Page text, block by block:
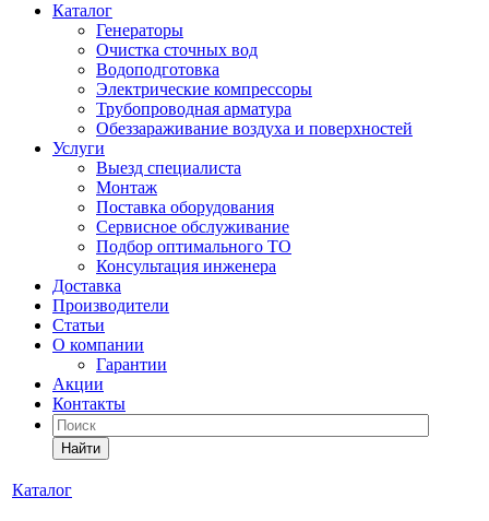
Каталог
Генераторы
Очистка сточных вод
Водоподготовка
Электрические компрессоры
Трубопроводная арматура
Обеззараживание воздуха и поверхностей
Услуги
Выезд специалиста
Монтаж
Поставка оборудования
Сервисное обслуживание
Подбор оптимального ТО
Консультация инженера
Доставка
Производители
Статьи
О компании
Гарантии
Акции
Контакты
Найти
Каталог